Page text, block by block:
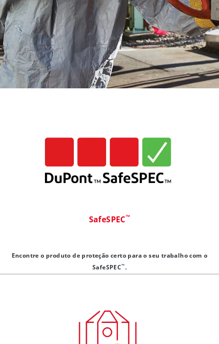
SafeSPEC™
Encontre o produto de proteção certo para o seu trabalho com o
SafeSPEC™.